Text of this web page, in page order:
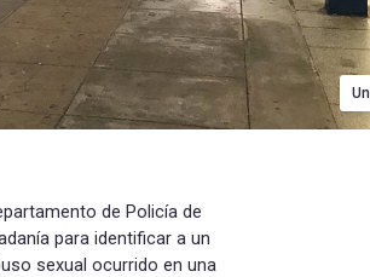
de Policía de
para identificar a un
sexual ocurrido en una